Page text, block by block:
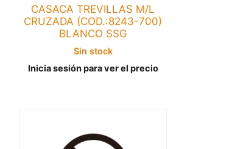
CASACA TREVILLAS M/L
CRUZADA (COD.:8243-700)
BLANCO SSG
Sin stock
Inicia sesión para ver el precio